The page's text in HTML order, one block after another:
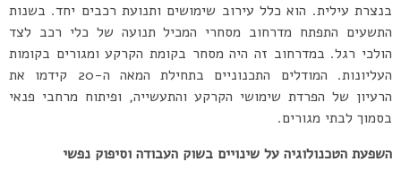
בנצרת עילית. הוא כלל עירוב שימושים ותנועת רכבים יחד. בשנות
התשעים התפתח מדרחוב מסחרי המכיל תנועה של כלי רכב לצד
הולכי רגל. במדרחוב זה היה מסחר בקומת הקרקע ומגורים בקומות
העליונות. המודלים התכנוניים בתחילת המאה ה-20 קידמו את
הרעיון של הפרדת שימושי הקרקע והתעשייה, ופיתוח מרחבי פנאי
בסמוך לבתי מגורים.
השפעת הטכנולוגיה על שינויים בשוק העבודה וסיפוק נפשי